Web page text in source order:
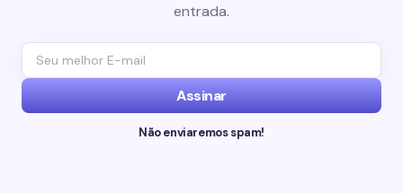
entrada.
Assinar
Não enviaremos spam!